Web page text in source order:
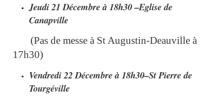
Jeudi 21 Décembre à 18h30 –Eglise de
Canapville
(Pas de messe à St Augustin-Deauville à
17h30)
Vendredi 22 Décembre à 18h30–St Pierre de
Tourgéville